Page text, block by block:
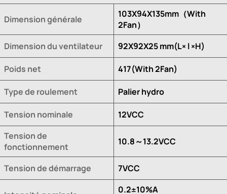
Dimension générale
103X94X135mm（With
2Fan）
Dimension du ventilateur
92X92X25 mm(L× l ×H)
Poids net 417(With 2Fan)
Type de roulement Palier hydro
Tension nominale
12VCC
Tension de
fonctionnement
10.8～13.2VCC
Tension de démarrage 7VCC
0.2±10%A